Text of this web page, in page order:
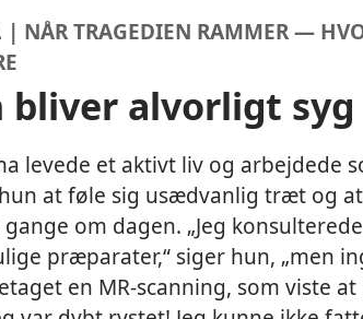
| NÅR TRAGEDIEN RAMMER —
bliver alvorligt syg
levede et aktivt liv og arbejdede
at føle sig usædvanlig træt og
om dagen. „Jeg
præparater,“ siger hun, „men
en MR-scanning, som viste